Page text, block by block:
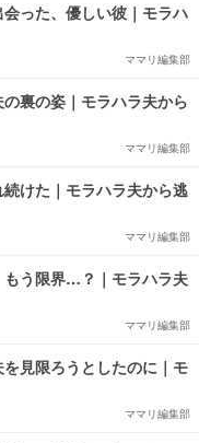
った、優しい彼｜モラハ
ママリ編集部
裏の姿｜モラハラ夫から
ママリ編集部
続けた｜モラハラ夫から逃
ママリ編集部
もう限界…？｜モラハラ夫
ママリ編集部
見限ろうとしたのに｜モ
ママリ編集部